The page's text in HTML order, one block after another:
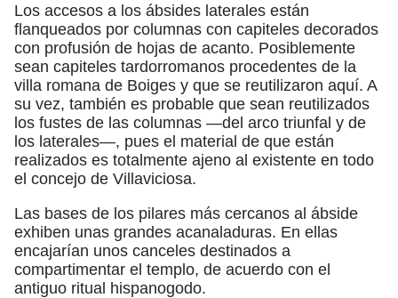
Los accesos a los ábsides laterales están
flanqueados por columnas con capiteles decorados
con profusión de hojas de acanto. Posiblemente
sean capiteles tardorromanos procedentes de la
villa romana de Boiges y que se reutilizaron aquí. A
su vez, también es probable que sean reutilizados
los fustes de las columnas —del arco triunfal y de
los laterales—, pues el material de que están
realizados es totalmente ajeno al existente en todo
el concejo de Villaviciosa.
Las bases de los pilares más cercanos al ábside
exhiben unas grandes acanaladuras. En ellas
encajarían unos canceles destinados a
compartimentar el templo, de acuerdo con el
antiguo ritual hispanogodo.